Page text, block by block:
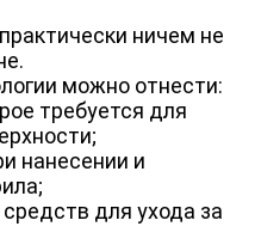
ничем не
можно отнести:
требуется для
нанесении и
для ухода за